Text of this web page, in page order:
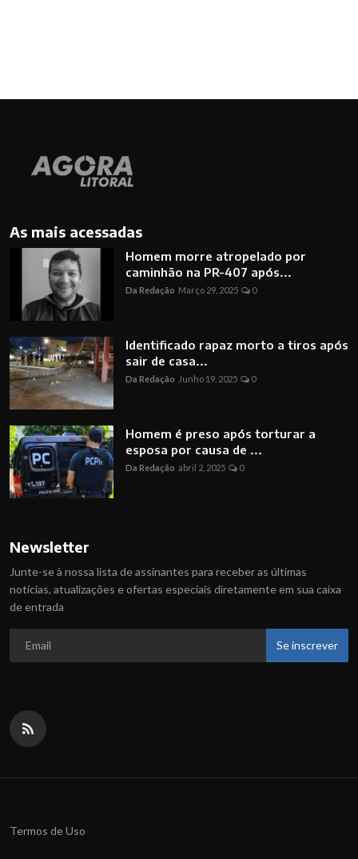
As mais acessadas
Homem morre atropelado por
caminhão na PR-407 após...
Da Redação Março 29, 2025 0
Identificado rapaz morto a tiros após
sair de casa...
Da Redação Junho 19, 2025 0
Homem é preso após torturar a
esposa por causa de ...
Da Redação abril 2, 2025 0
Newsletter
Junte-se à nossa lista de assinantes para receber as últimas
notícias, atualizações e ofertas especiais diretamente em sua caixa
de entrada
Se inscrever
Termos de Uso